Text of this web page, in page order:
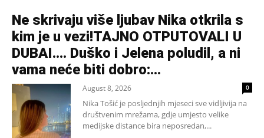
Ne skrivaju više ljubav Nika otkrila s
kim je u vezi!TAJNO OTPUTOVALI U
DUBAI…. Duško i Jelena poludil, a ni
vama neće biti dobro:...
August 8, 2026 0
Nika Tošić je posljednjih mjeseci sve vidljivija na
društvenim mrežama, gdje umjesto velike
medijske distance bira neposredan,...